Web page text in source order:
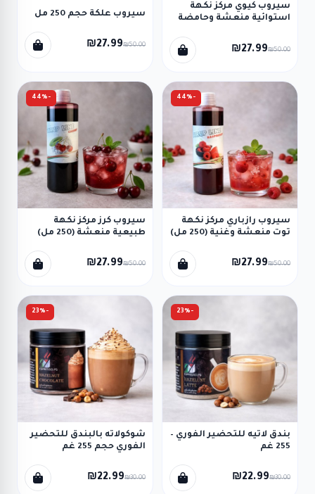
سيروب كيوي مركز نكهة
استوائية منعشة وحامضة
₪27.99₪50.00
سيروب علكة حجم 250 مل
₪27.99₪50.00
-44%
سيروب رازباري مركز نكهة
توت منعشة وغنية (250 مل)
₪27.99₪50.00
-44%
سيروب كرز مركز نكهة
طبيعية منعشة (250 مل)
₪27.99₪50.00
-23%
بندق لاتيه للتحضير الفوري –
255 غم
₪22.99₪30.00
-23%
شوكولاته بالبندق للتحضير
الفوري حجم 255 غم
₪22.99₪30.00